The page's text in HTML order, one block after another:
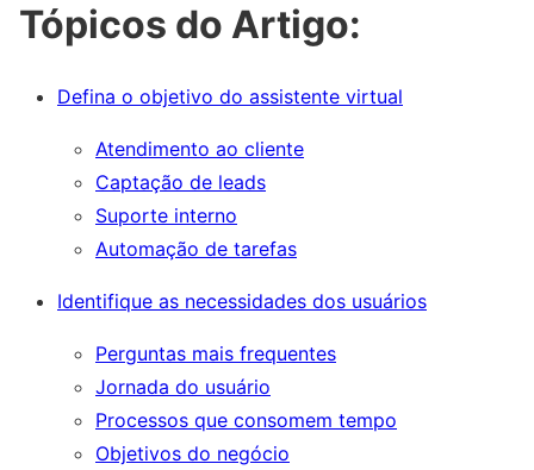
Tópicos do Artigo:
Defina o objetivo do assistente virtual
Atendimento ao cliente
Captação de leads
Suporte interno
Automação de tarefas
Identifique as necessidades dos usuários
Perguntas mais frequentes
Jornada do usuário
Processos que consomem tempo
Objetivos do negócio